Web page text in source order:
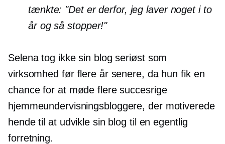
tænkte: "Det er derfor, jeg laver noget i to
år og så stopper!"
Selena tog ikke sin blog seriøst som
virksomhed før flere år senere, da hun fik en
chance for at møde flere succesrige
hjemmeundervisningsbloggere, der motiverede
hende til at udvikle sin blog til en egentlig
forretning.